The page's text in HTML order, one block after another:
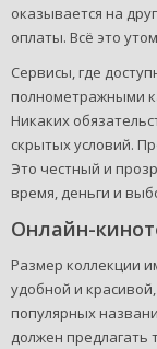
оказывается на
оплаты. Всё это
Сервисы, где
полнометражными
Никаких
скрытых условий.
Это честный и
время, деньги и
Онлайн-
Размер коллекции
удобной и
популярных
должен предлагать